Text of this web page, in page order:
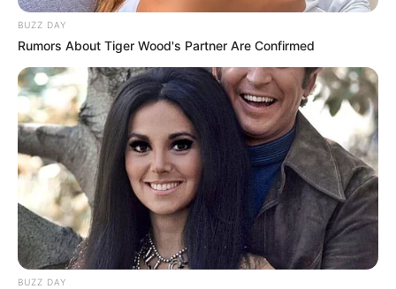
BUZZ DAY
Rumors About Tiger Wood's Partner Are Confirmed
BUZZ DAY